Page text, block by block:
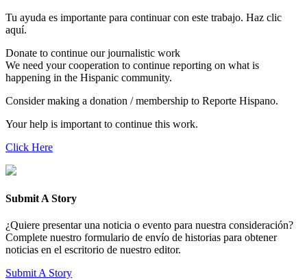
Tu ayuda es importante para continuar con este trabajo. Haz clic
aquí.
Donate to continue our journalistic work
We need your cooperation to continue reporting on what is
happening in the Hispanic community.
Consider making a donation / membership to Reporte Hispano.
Your help is important to continue this work.
Click Here
Submit A Story
¿Quiere presentar una noticia o evento para nuestra consideración?
Complete nuestro formulario de envío de historias para obtener
noticias en el escritorio de nuestro editor.
Submit A Story